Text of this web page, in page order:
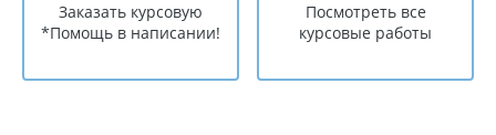
Заказать курсовую
*Помощь в написании!
Посмотреть все
курсовые работы